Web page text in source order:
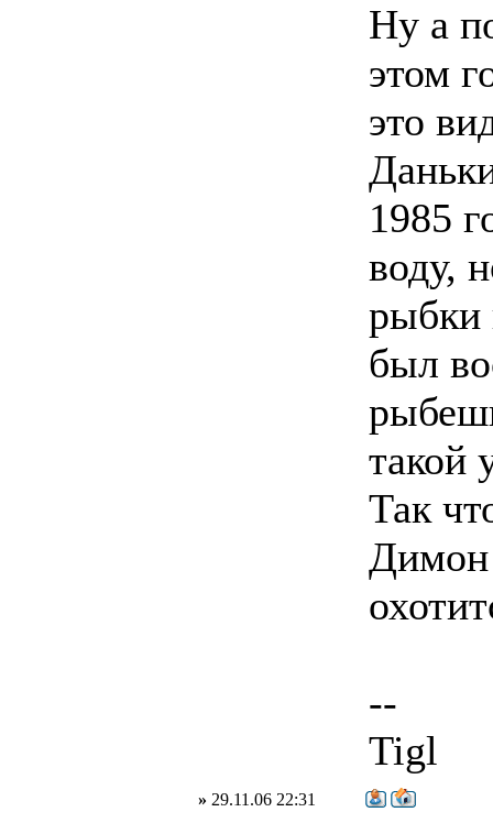
Ну а
этом
это
1985
воду,
рыбки
был
такой
Так
Димон
--
Tigl
» 29.11.06 22:31